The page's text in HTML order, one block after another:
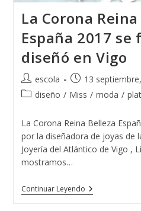
La Corona
España 2017 se
diseñó en Vigo
Autor
de
escola
Publicación
de
13
Categoría
la
entrada:
diseño / Miss / moda /
La Corona Reina Belleza
por la diseñadora de joyas de
Joyería del Atlántico de Vigo ,
mostramos…
Continuar LeyendoLa
Corona